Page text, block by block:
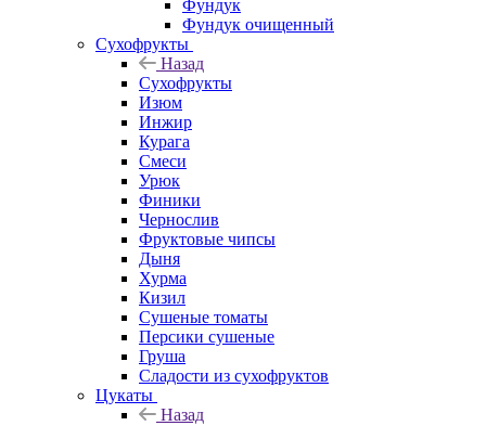
Фундук
Фундук очищенный
Сухофрукты
Назад
Сухофрукты
Изюм
Инжир
Курага
Смеси
Урюк
Финики
Чернослив
Фруктовые чипсы
Дыня
Хурма
Кизил
Сушеные томаты
Персики сушеные
Груша
Сладости из сухофруктов
Цукаты
Назад